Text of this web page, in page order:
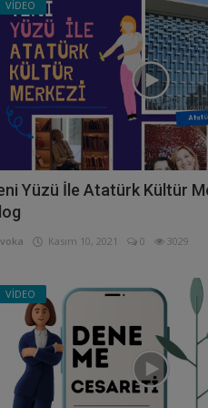
VİDEO
Yüzü İle Atatürk Kültür
Kasım 10, 2021 0 3029
VİDEO